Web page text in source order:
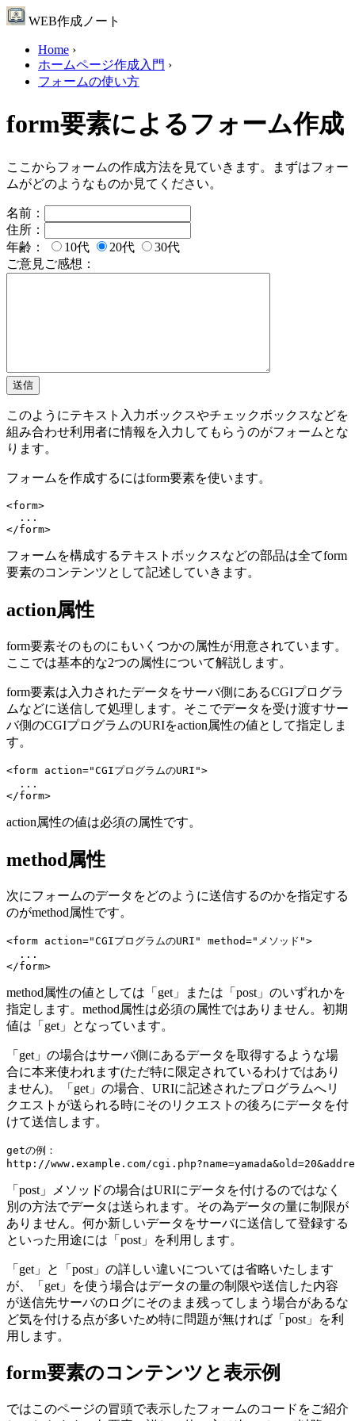
WEB作成ノート
Home ›
ホームページ作成入門 ›
フォームの使い方
form要素によるフォーム作成
ここからフォームの作成方法を見ていきます。まずはフォー
ムがどのようなものか見てください。
名前：
住所：
年齢：
10代 20代
30代
ご意見ご感想：
このようにテキスト入力ボックスやチェックボックスなどを
組み合わせ利用者に情報を入力してもらうのがフォームとな
ります。
フォームを作成するにはform要素を使います。
<form>
  ...
フォームを構成するテキストボックスなどの部品は全てform
要素のコンテンツとして記述していきます。
action属性
form要素そのものにもいくつかの属性が用意されています。
ここでは基本的な2つの属性について解説します。
form要素は入力されたデータをサーバ側にあるCGIプログラ
ムなどに送信して処理します。そこでデータを受け渡すサー
バ側のCGIプログラムのURIをaction属性の値として指定しま
す。
<form action="CGIプログラムのURI">
  ...
action属性の値は必須の属性です。
method属性
次にフォームのデータをどのように送信するのかを指定する
のがmethod属性です。
<form action="CGIプログラムのURI" method="メソッド">
  ...
method属性の値としては「get」または「post」のいずれかを
指定します。method属性は必須の属性ではありません。初期
値は「get」となっています。
「get」の場合はサーバ側にあるデータを取得するような場
合に本来使われます(ただ特に限定されているわけではあり
ません)。「get」の場合、URIに記述されたプログラムへリ
クエストが送られる時にそのリクエストの後ろにデータを付
けて送信します。
getの例：
「post」メソッドの場合はURIにデータを付けるのではなく
別の方法でデータは送られます。その為データの量に制限が
ありません。何か新しいデータをサーバに送信して登録する
といった用途には「post」を利用します。
「get」と「post」の詳しい違いについては省略いたします
が、「get」を使う場合はデータの量の制限や送信した内容
が送信先サーバのログにそのまま残ってしまう場合があるな
ど気を付ける点が多いため特に問題が無ければ「post」を利
用します。
form要素のコンテンツと表示例
ではこのページの冒頭で表示したフォームのコードをご紹介